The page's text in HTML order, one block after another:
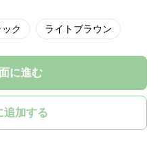
ク ライトブラウン
に進む
追加する